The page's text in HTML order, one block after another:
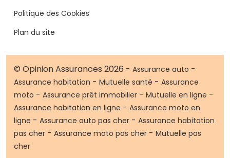
Politique des Cookies
Plan du site
© Opinion Assurances 2026 - Assurance auto -
Assurance habitation - Mutuelle santé - Assurance
moto - Assurance prêt immobilier - Mutuelle en ligne -
Assurance habitation en ligne - Assurance moto en
ligne - Assurance auto pas cher - Assurance habitation
pas cher - Assurance moto pas cher - Mutuelle pas
cher